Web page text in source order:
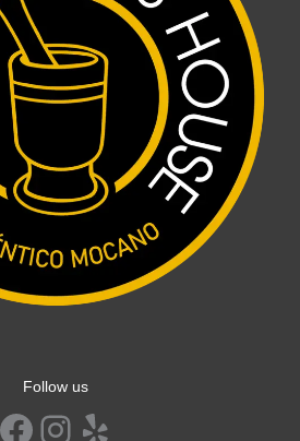
Follow us